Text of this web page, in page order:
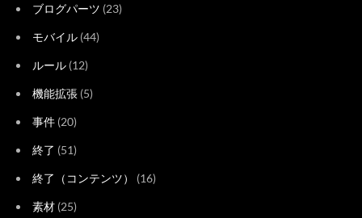
ブログパーツ (23)
モバイル (44)
ルール (12)
機能拡張 (5)
事件 (20)
終了 (51)
終了（コンテンツ） (16)
素材 (25)